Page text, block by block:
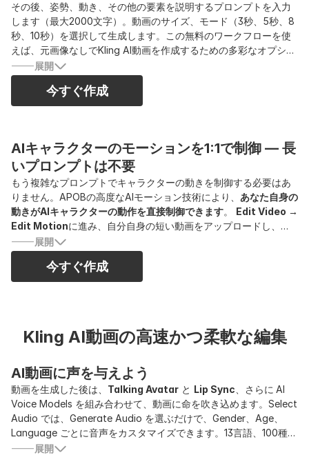
その後、姿勢、動き、その他の要素を説明するプロンプトを入力
します（最大2000文字）。動画のサイズ、モード（3秒、5秒、8
秒、10秒）を選択して生成します。この無料のワークフローを使
えば、元画像なしでKling AI動画を作成するための多彩なオプショ
ンを利用できます。
展開
今すぐ作成
AIキャラクターのモーションを1:1で制御 — 長
いプロンプトは不要
もう複雑なプロンプトでキャラクターの動きを制御する必要はあ
りません。APOBの高度なAIモーション技術により、 あなた自身の
動きがAIキャラクターの動作を直接制御できます。 Edit Video →
Edit Motionに進み、自分自身の短い動画をアップロードし、
Reference Image
ル画像を使用する）だけです。生成をクリックすれば、それで完
了です。あなたの見た目はAIキャラクターに置き換わりますが、
元の動きや表情はそのまま完全に保持されます
ドするチャンスを逃さないでください。
展開
今すぐ作成
Kling AI動画の高速かつ柔軟な編集
AI動画に声を与えよう
動画を生成した後は、 Talking Avatar と Lip Sync 、さらに AI
Voice Models を組み合わせて、動画に命を吹き込めます。Select
Audio では、Generate Audio を選ぶだけで、Gender、Age、
Language ごとに音声をカスタマイズできます。13言語、100種類
以上の音声オプションがあるので、いつでも最適なものが見つか
展開